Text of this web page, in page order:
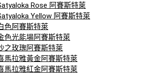
Rose 阿賽斯特萊
Yellow 阿賽斯特萊
色阿賽斯特萊
色光能場阿賽斯特萊
之玫瑰阿賽斯特萊
馬拉雅黃金阿賽斯特萊
馬拉雅紅金阿賽斯特萊